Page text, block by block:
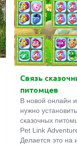
которому
разбогатеть и
принцессу, но
построить
замок.
Связь
питомцев
В новой онлайн
нужно
сказочных
Pet Link
Делается это на